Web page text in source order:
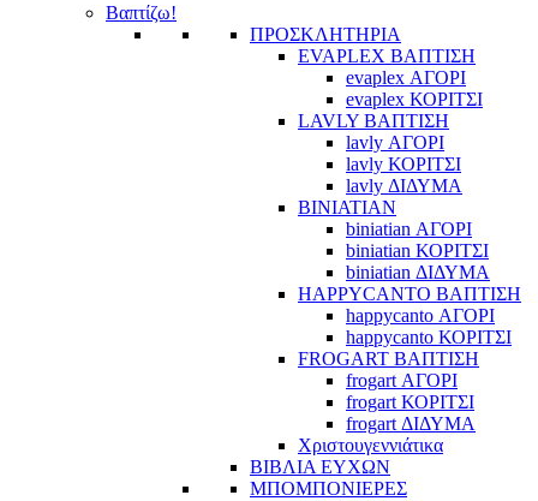
Βαπτίζω!
ΠΡΟΣΚΛΗΤΗΡΙΑ
EVAPLEX ΒΑΠΤΙΣΗ
evaplex ΑΓΟΡΙ
evaplex ΚΟΡΙΤΣΙ
LAVLY ΒΑΠΤΙΣΗ
lavly ΑΓΟΡΙ
lavly ΚΟΡΙΤΣΙ
lavly ΔΙΔΥΜΑ
BINIATIAN
biniatian ΑΓΟΡΙ
biniatian ΚΟΡΙΤΣΙ
biniatian ΔΙΔΥΜΑ
HAPPYCANTO ΒΑΠΤΙΣΗ
happycanto ΑΓΟΡΙ
happycanto ΚΟΡΙΤΣΙ
FROGART ΒΑΠΤΙΣΗ
frogart ΑΓΟΡΙ
frogart ΚΟΡΙΤΣΙ
frogart ΔΙΔΥΜΑ
Χριστουγεννιάτικα
ΒΙΒΛΙΑ ΕΥΧΩΝ
ΜΠΟΜΠΟΝΙΕΡΕΣ